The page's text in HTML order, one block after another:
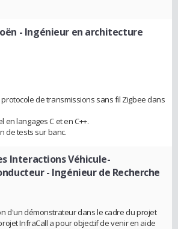
- Ingénieur en architecture
de transmissions sans fil Zigbee dans
en langages C et en C++.
de tests sur banc.
Interactions Véhicule-
- Ingénieur de Recherche
d'un démonstrateur dans le cadre du projet
InfraCall a pour objectif de venir en aide